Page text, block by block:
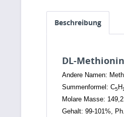
Beschreibung
DL-Methionin
Andere Namen:
Summenformel: C5H
Molare Masse:
Gehalt: 99-101%,